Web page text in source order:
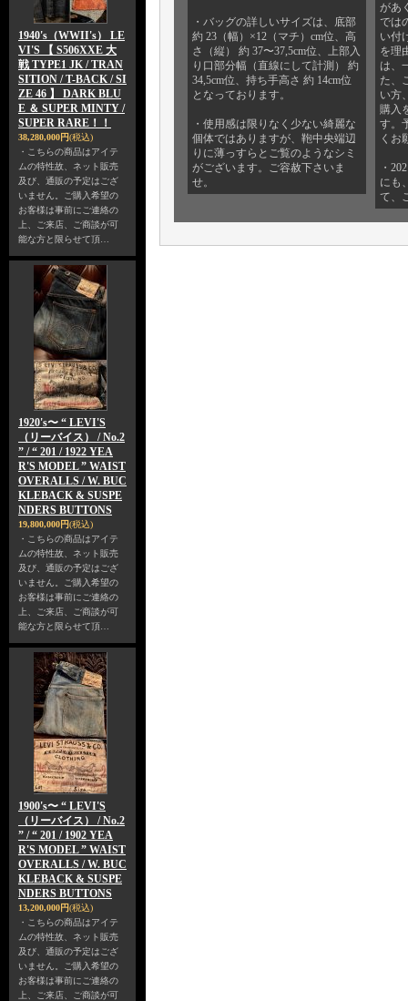
1940's（WWII's） LE
VI'S 【 S506XXE 大
戦 TYPE1 JK / TRAN
SITION / T-BACK / SI
ZE 46 】 DARK BLU
E ＆ SUPER MINTY /
SUPER RARE！！
38,280,000円(税込)
・こちらの商品はアイテ
ムの特性故、ネット販売
及び、通販の予定はござ
いません。ご購入希望の
お客様は事前にご連絡の
上、ご来店、ご商談が可
能な方と限らせて頂…
1920's〜 “ LEVI'S
（リーバイス） / No.2
” / “ 201 / 1922 YEA
R'S MODEL ” WAIST
OVERALLS / W. BUC
KLEBACK & SUSPE
NDERS BUTTONS
19,800,000円(税込)
・こちらの商品はアイテ
ムの特性故、ネット販売
及び、通販の予定はござ
いません。ご購入希望の
お客様は事前にご連絡の
上、ご来店、ご商談が可
能な方と限らせて頂…
1900's〜 “ LEVI'S
（リーバイス） / No.2
” / “ 201 / 1902 YEA
R'S MODEL ” WAIST
OVERALLS / W. BUC
KLEBACK & SUSPE
NDERS BUTTONS
13,200,000円(税込)
・こちらの商品はアイテ
ムの特性故、ネット販売
及び、通販の予定はござ
いません。ご購入希望の
お客様は事前にご連絡の
上、ご来店、ご商談が可
・バッグの詳しいサイズは、底部
約 23（幅）×12（マチ）cm位、高
さ（縦） 約 37〜37,5cm位、上部入
り口部分幅（直線にして計測） 約
34,5cm位、持ち手高さ 約 14cm位
となっております。
・使用感は限りなく少ない綺麗な
個体ではありますが、鞄中央端辺
りに薄っすらとご覧のようなシミ
がございます。ご容赦下さいま
せ。
があ
では
い付
を理
は、
た、
い方
購入
す。
くお
・
にも
て、